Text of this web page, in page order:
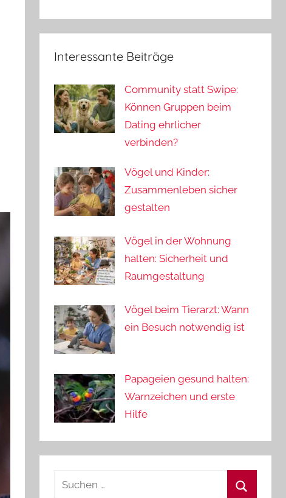
Interessante Beiträge
Community statt Swipe:
Können Gruppen beim
Dating ehrlicher
verbinden?
Vögel und Kinder:
Zusammenleben sicher
gestalten
Vögel in der Wohnung
halten: Sicherheit und
Raumgestaltung
Vögel beim Tierarzt: Wann
ein Besuch notwendig ist
Papageien gesund halten:
Warnzeichen und erste
Hilfe
Suchen